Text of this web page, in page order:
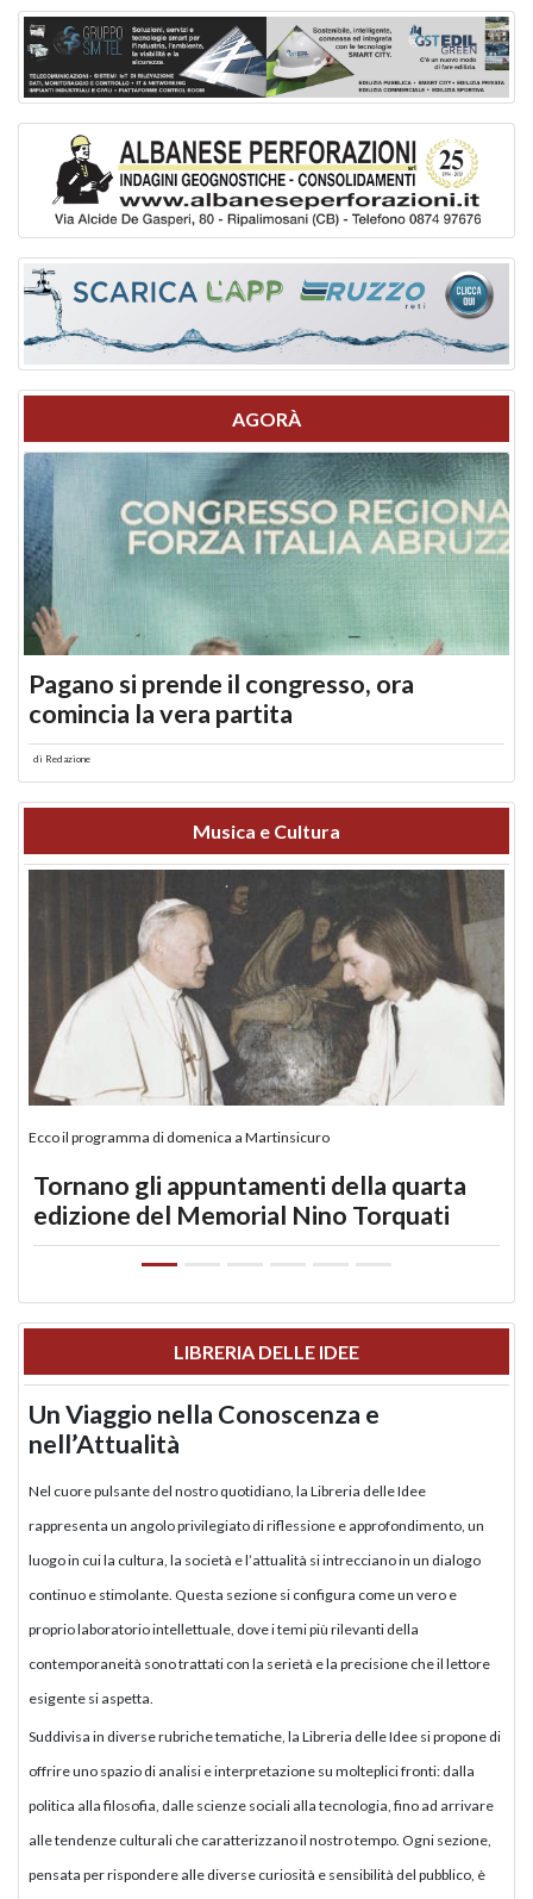
AGORÀ
Pagano si prende il congresso, ora
comincia la vera partita
di Redazione
Musica e Cultura
Ecco il programma di domenica a Martinsicuro
Tornano gli appuntamenti della quarta
edizione del Memorial Nino Torquati
LIBRERIA DELLE IDEE
Un Viaggio nella Conoscenza e
nell’Attualità
Nel cuore pulsante del nostro quotidiano, la Libreria delle Idee
rappresenta un angolo privilegiato di riflessione e approfondimento, un
luogo in cui la cultura, la società e l’attualità si intrecciano in un dialogo
continuo e stimolante. Questa sezione si configura come un vero e
proprio laboratorio intellettuale, dove i temi più rilevanti della
contemporaneità sono trattati con la serietà e la precisione che il lettore
esigente si aspetta.
Suddivisa in diverse rubriche tematiche, la Libreria delle Idee si propone di
offrire uno spazio di analisi e interpretazione su molteplici fronti: dalla
politica alla filosofia, dalle scienze sociali alla tecnologia, fino ad arrivare
alle tendenze culturali che caratterizzano il nostro tempo. Ogni sezione,
pensata per rispondere alle diverse curiosità e sensibilità del pubblico, è